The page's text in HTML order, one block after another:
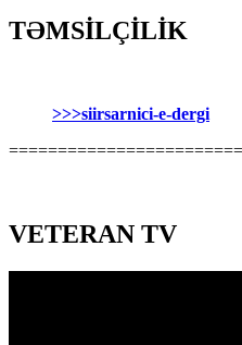
TƏMSİLÇİLİK
>>>siirsarnici-e-dergi
VETERAN TV